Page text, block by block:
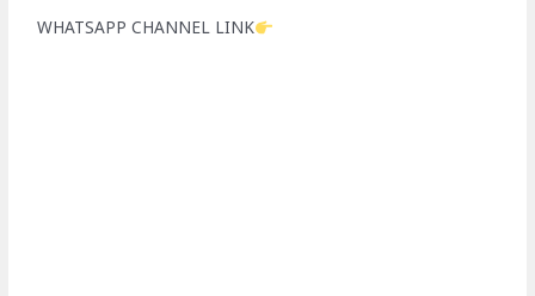
WHATSAPP CHANNEL LINK